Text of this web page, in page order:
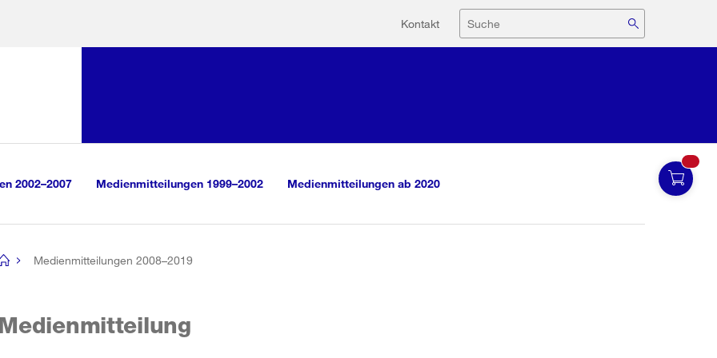
Hilfsnavigation
Kontakt Suche
2002–2007 Medienmitteilungen 1999–2002 Medienmitteilungen ab 2020
Medienmitteilungen 2008–2019